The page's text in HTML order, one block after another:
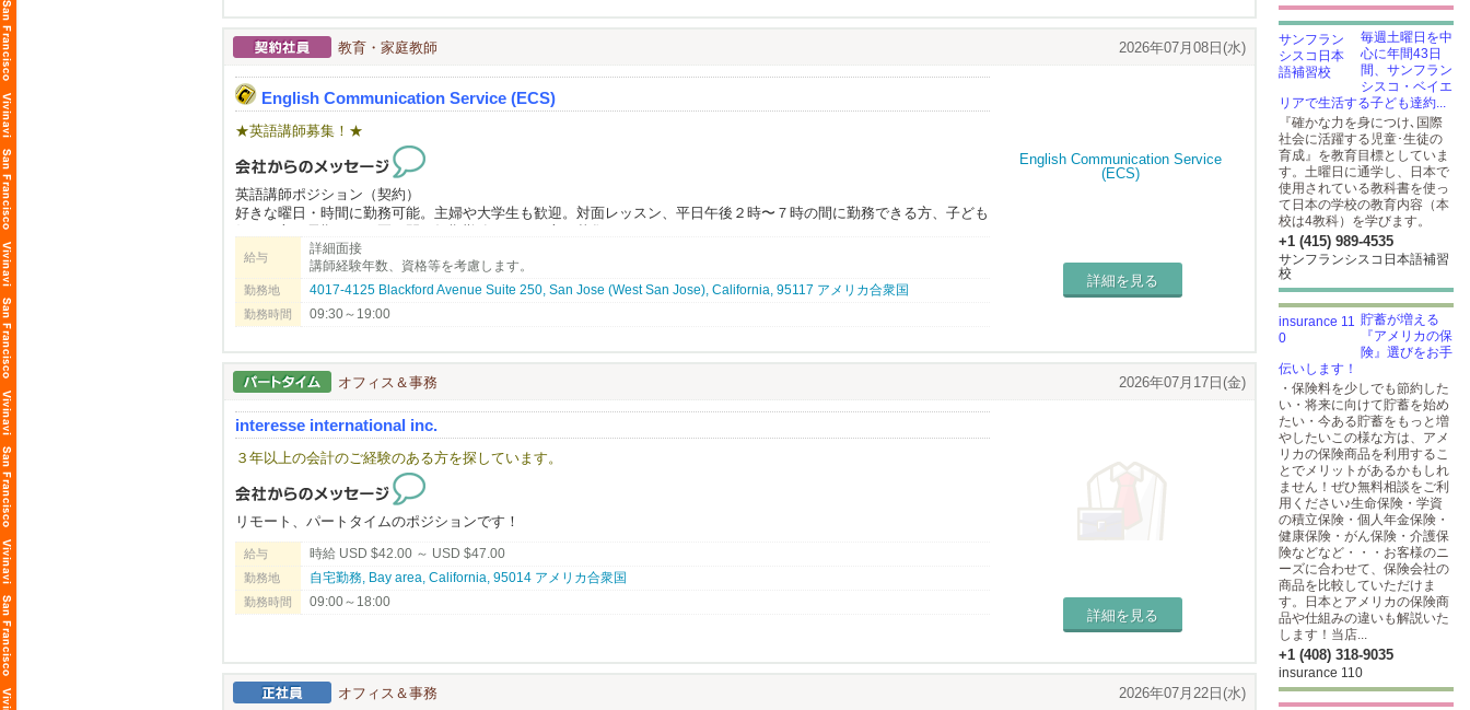
『飲食業界』のイメージ・働き方が１８０度変わる！
◆◇飲食店もそこで働くスタッフも正当に評価される環境
例えば、ラーメン１杯の値段ってどのくらいを想像しますか？
日本国内では​1,000円程度で食べられるお店もありますが、
アメリカでは​3000円前後が普通の値段！
海外旅行に行ってびっくりしてしまう人もいますよね。
それは、そのブランドやそこで働くスタッフに対するリスペクトの表れ。
国内と比べる訳ではありませんが、そういった部分が大きく違う様に感じます。
だからこそ、働くスタッフには給与などの部分でしっかりと還元することができているんです！
◆◇実際に、当社で働く日本人スタッフの給与は
​※月給975,5334円～1,575,4260円​ →​ 6173ドル～9970ドル以上 ​※$1=¥1​58 （2026年3月換算）
頑張って働いてもらった分は、しっかりと給与で評価しています。
既定の休暇・勤務時間を遵守する事が法律で定められており、
若手～中堅問わず、全員が働きやすい環境整備を、
会社として推進し、常にブラッシュアップしているんです！
なんと、年間最大​14日間のリフレッシュ休暇、2週間程度のバケーションを皆さん楽しんでます！
━━━━━━━━━━━━━━━━━━━━
◆◇オシャレに『笑顔』で働ける！
煙がもくもくのラーメン店や、所々汚い居酒屋…等、
そういったブランドは当社には１店舗もありません。
流行の最先端とも評される立地でも展開をしているから、
味だけでなくそういった部分にも随所にこだわりが多数！
◆◇不安を感じさせない店舗展開ペース！
202​5年も​3店舗の出店を実績と、2026年も​続々新店開店を予定してい​ます！
トレンドスタイル、特別なイベント向けのスタイルまで幅広く対応しており、
ローカルのお客様を中心に、新規・リピーターともに安定して来店があり、
お客様との信頼関係を築きやすく、リピートにもつながりやすいサロンです。
「Japanese Head Spa」は特に人気が高く、
他サロンと差別化できる技術として学ぶことができます。
今後さらに拡大していく予定です。
「海外で働くのが初めてで不安…」という方も、しっかりサポートしますのでご安心ください！
顧客がいない状態からでも入客できる環境があります。
教育・家庭教師 2026年07月08日(水)
English Communication Service (ECS)
★英語講師募集！★
英語講師ポジション（契約）
好きな曜日・時間に勤務可能。主婦や大学生も歓迎。対面レッスン、平日午後２時〜７時の間に勤務できる方、子ども
日本から来て間もないご家族が、まずぶつかるのが言葉の壁である『英会話』。日英バイリンガル講師のニーズが増え
ています。きめ細かいサービスが沢山のご家族にご好評いただいております。大変やりがいのあるお仕事です。要US
労働許可。資格や経験がない場合でも、まずはお気軽にお問い合わせください。
English Communication Service (ECS) is seeking dedicated English teachers who strive to help students reach their
給与
詳細面接
講師経験年数、資格等を考慮します。
勤務地 4017-4125 Blackford Avenue Suite 250, San Jose (West San Jose), California, 95117 アメリカ合衆国
勤務時間 09:30～19:00
詳細を見る
オフィス＆事務 2026年07月17日(金)
interesse international inc.
３年以上の会計のご経験のある方を探しています。
リモート、パートタイムのポジションです！
給与 時給 USD $42.00 ～ USD $47.00
勤務地 自宅勤務, Bay area, California, 95014 アメリカ合衆国
勤務時間 09:00～18:00
詳細を見る
オフィス＆事務 2026年07月22日(水)
毎週土曜日を中
心に年間43日
間、サンフラン
シスコ・ベイエ
リアで生活する子ども達約...
『確かな力を身につけ､国際
社会に活躍する児童･生徒の
育成』を教育目標としていま
す。土曜日に通学し、日本で
使用されている教科書を使っ
て日本の学校の教育内容（本
校は4教科）を学びます。
+1 (415) 989-4535
サンフランシスコ日本語補習
校
貯蓄が増える
『アメリカの保
険』選びをお手
伝いします！
・保険料を少しでも節約した
い・将来に向けて貯蓄を始め
たい・今ある貯蓄をもっと増
やしたいこの様な方は、アメ
リカの保険商品を利用するこ
とでメリットがあるかもしれ
ません！ぜひ無料相談をご利
用ください♪生命保険・学資
の積立保険・個人年金保険・
健康保険・がん保険・介護保
険などなど・・・お客様のニ
ーズに合わせて、保険会社の
商品を比較していただけま
す。日本とアメリカの保険商
品や仕組みの違いも解説いた
します！当店...
+1 (408) 318-9035
insurance 110